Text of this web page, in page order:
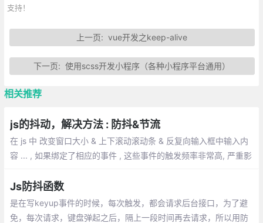
支持！
上一页:vue开发之keep-alive
下一页:使用scss开发小程序（各种小程序平台通用）
相关推荐
js的抖动，解决方法 : 防抖&节流
在 js 中 改变窗口大小 & 上下滚动滚动条 & 反复向输入框中输入内
容 ... , 如果绑定了相应的事件 , 这些事件的触发频率非常高, 严重影
Js防抖函数
是在写keyup事件的时候，每次触发，都会请求后台接口，为了避
免，每次请求，键盘弹起之后，隔上一段时间再去请求，所以用防